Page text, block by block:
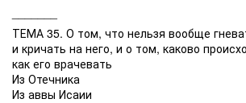
ТЕМА 35. О том, что нельзя вообще
и кричать на него, и о том, каково
как его врачевать
Из Отечника
Из аввы Исаии